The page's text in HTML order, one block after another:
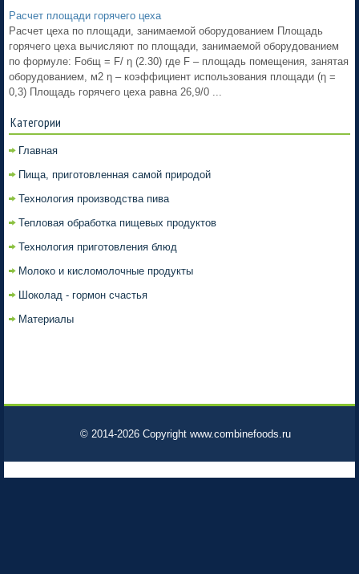
Расчет площади горячего цеха
Расчет цеха по площади, занимаемой оборудованием Площадь
горячего цеха вычисляют по площади, занимаемой оборудованием
по формуле: Fобщ = F/ η (2.30) где F – площадь помещения, занятая
оборудованием, м2 η – коэффициент использования площади (η =
0,3) Площадь горячего цеха равна 26,9/0 ...
Категории
Главная
Пища, приготовленная самой природой
Технология производства пива
Тепловая обработка пищевых продуктов
Технология приготовления блюд
Молоко и кисломолочные продукты
Шоколад - гормон счастья
Материалы
© 2014-2026 Copyright www.combinefoods.ru